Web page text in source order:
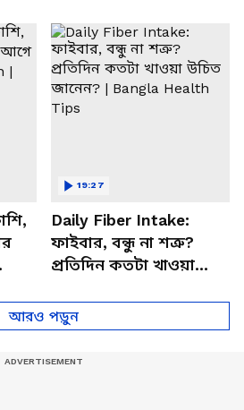
Daily Fiber Intake:
ফাইবার, বন্ধু না শত্রু?
প্রতিদিন কতটা খাওয়া
Health Tips
19:27
আরও পড়ুন